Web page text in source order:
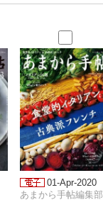
01-Apr-2020
あまから手帖編集部